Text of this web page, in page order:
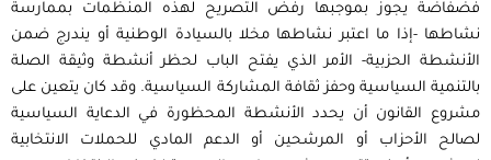
فضفاضة يجوز بموجبها رفض التصريح لهذه المنظمات بممارسة
نشاطها -إذا ما اعتبر نشاطها مخلا بالسيادة الوطنية أو يندرج ضمن
الأنشطة الحزبية- الأمر الذي يفتح الباب لحظر أنشطة وثيقة الصلة
بالتنمية السياسية وحفز ثقافة المشاركة السياسية. وقد كان يتعين على
مشروع القانون أن يحدد الأنشطة المحظورة في الدعاية السياسية
لصالح الأحزاب أو المرشحين أو الدعم المادي للحملات الانتخابية